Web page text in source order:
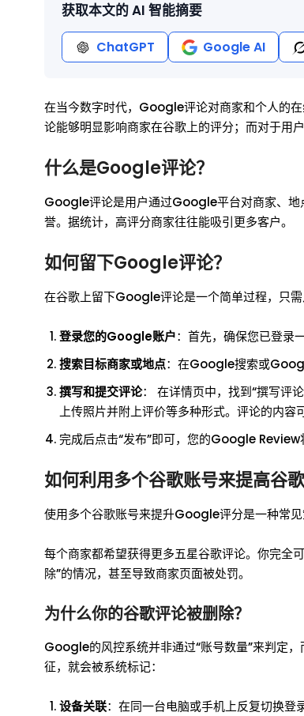
获取本文的 AI 智能摘要
ChatGPT Google AI
在当今数字时代，Google评论对商家和个人的
论能够明显影响商家在谷歌上的评分；而对于用
什么是Google评论？
Google评论是用户通过Google平台对商家、地
誉。据统计，高评分商家往往能吸引更多客户。
如何留下Google评论？
在谷歌上留下Google评论是一个简单过程，只需
登录您的Google账户：首先，确保您已登录
搜索目标商家或地点：在Google搜索或
撰写和提交评论： 在详情页中，找到“撰写评
上传照片并附上评价等多种形式。评论的内容
完成后点击“发布”即可，您的Google Review
如何利用多个谷歌账号来提高谷歌
使用多个谷歌账号来提升Google评分是一种常
每个商家都希望获得更多五星谷歌评论。你完全
除”的情况，甚至导致商家页面被处罚。
为什么你的谷歌评论被删除？
Google的风控系统并非通过“账号数量”来判定
征，就会被系统标记：
设备关联：在同一台电脑或手机上反复切换登